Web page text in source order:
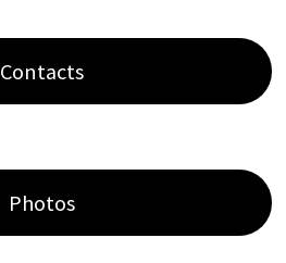
Contacts
Photos